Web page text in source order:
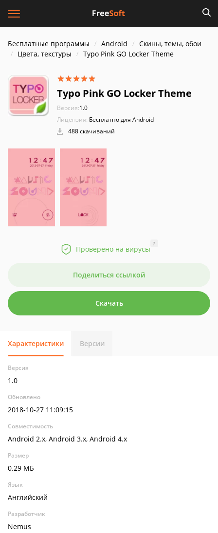
Бесплатные программы Android
Скины, темы, обои
Цвета, текстуры
Typo Pink GO Locker Theme
Typo Pink GO Locker Theme
Версия:1.0
Лицензия: Бесплатно для Android
488 скачиваний
Проверено на вирусы
?
Поделиться ссылкой
Скачать
Характеристики Версии
Версия
1.0
Обновлено
2018-10-27 11:09:15
Совместимость
Android 2.x, Android 3.x, Android 4.x
Размер
0.29 МБ
Язык
Английский
Разработчик
Nemus